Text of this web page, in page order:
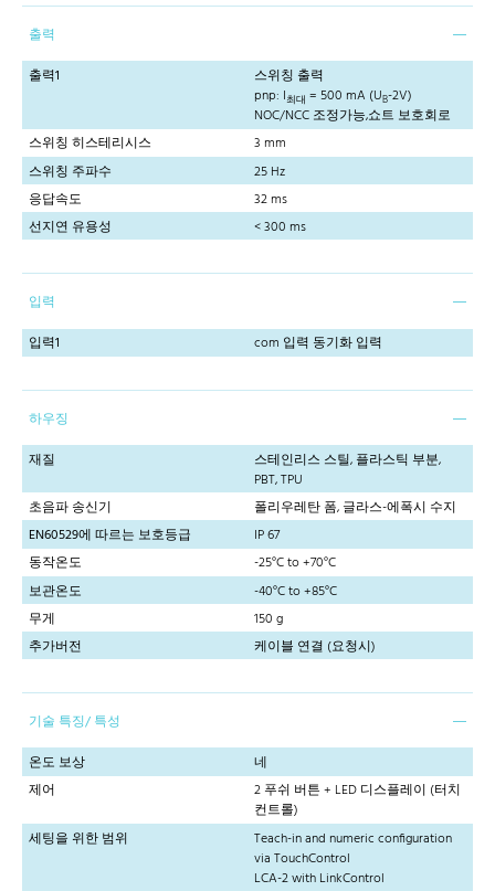
출력
출력1
스위칭 출력
pnp: I최대 = 500 mA (UB-2V)
NOC/NCC 조정가능,쇼트 보호회로
스위칭 히스테리시스
3 mm
스위칭 주파수
25 Hz
응답속도
32 ms
선지연 유용성
< 300 ms
입력
입력1
com 입력 동기화 입력
하우징
재질
스테인리스 스틸, 플라스틱 부분,
PBT, TPU
초음파 송신기
폴리우레탄 폼, 글라스-에폭시 수지
EN60529에 따르는 보호등급
IP 67
동작온도
-25°C to +70°C
보관온도
-40°C to +85°C
무게
150 g
추가버전
케이블 연결 (요청시)
기술 특징/ 특성
온도 보상
네
제어
2 푸쉬 버튼 + LED 디스플레이 (터치
컨트롤)
세팅을 위한 범위
Teach-in and numeric configuration
via TouchControl
LCA-2 with LinkControl